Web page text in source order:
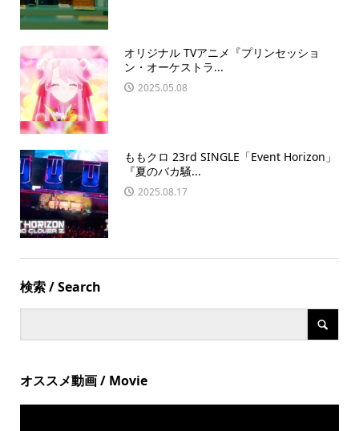
オリジナル TVアニメ『プリンセッショ
ン・オーケストラ...
2025.05.08
ももクロ 23rd SINGLE「Event Horizon」
『夏のバカ騒...
2025.08.17
検索 / Search
オススメ動画 / Movie